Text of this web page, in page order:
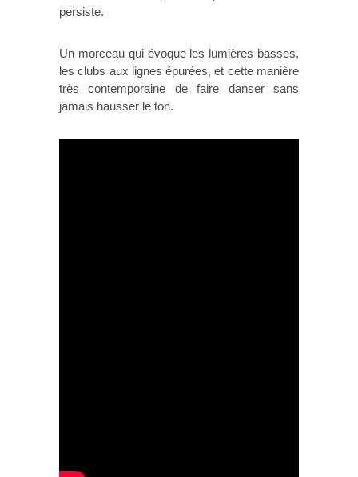
persiste.
Un morceau qui évoque les lumières basses,
les clubs aux lignes épurées, et cette manière
très contemporaine de faire danser sans
jamais hausser le ton.